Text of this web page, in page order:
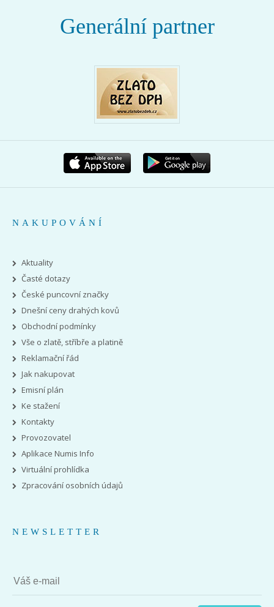
Generální partner
NAKUPOVÁNÍ
Aktuality
Časté dotazy
České puncovní značky
Dnešní ceny drahých kovů
Obchodní podmínky
Vše o zlatě, stříbře a platině
Reklamační řád
Jak nakupovat
Emisní plán
Ke stažení
Kontakty
Provozovatel
Aplikace Numis Info
Virtuální prohlídka
Zpracování osobních údajů
NEWSLETTER